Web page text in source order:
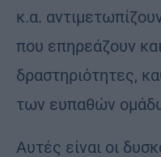
κ.α.
που επηρεάζουν
δραστηριότητες,
των ευπαθών
Αυτές είναι οι